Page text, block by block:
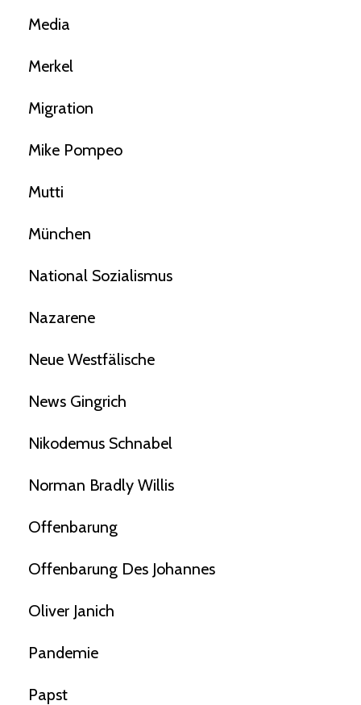
Media
Merkel
Migration
Mike Pompeo
Mutti
München
National Sozialismus
Nazarene
Neue Westfälische
News Gingrich
Nikodemus Schnabel
Norman Bradly Willis
Offenbarung
Offenbarung Des Johannes
Oliver Janich
Pandemie
Papst